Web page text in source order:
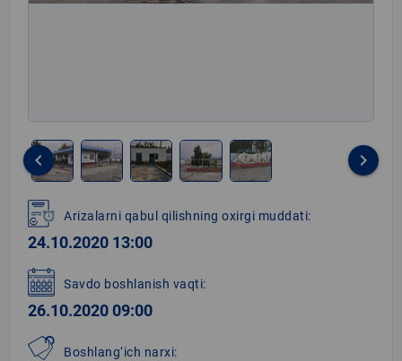
1
of
5
keyboard_arrow_left keyboard_arrow_right
Arizalarni qabul qilishning oxirgi muddati:
24.10.2020 13:00
Savdo boshlanish vaqti:
26.10.2020 09:00
Boshlang‘ich narxi: